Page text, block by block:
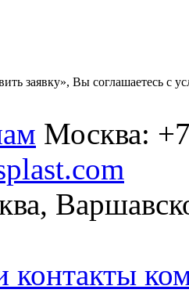
заявку», Вы соглашаетесь с
Москва:
контакты